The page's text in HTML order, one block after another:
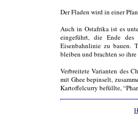
Der Fladen wird in einer
Auch in Ostafrika ist es
eingeführt, die Ende
Eisenbahnlinie zu bauen.
bleiben und brachten so
Verbreitete Varianten des
mit Ghee bepinselt,
Kartoffelcurry befüllte,